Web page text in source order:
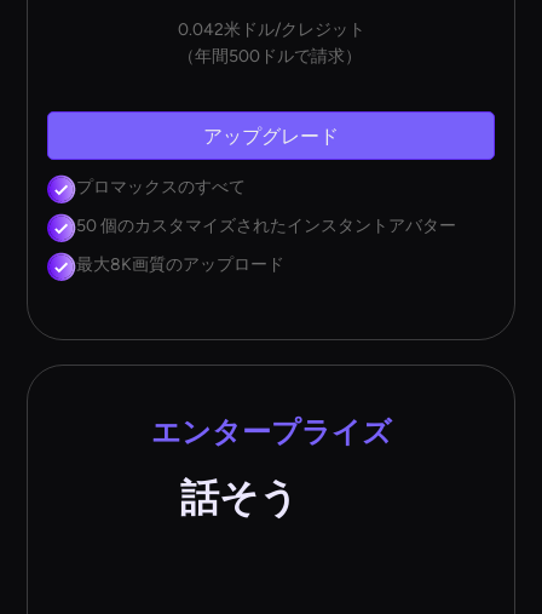
0.042米ドル/クレジット
（年間500ドルで請求）
アップグレード
プロマックスのすべて
50 個のカスタマイズされたインスタントアバター
最大8K画質のアップロード
エンタープライズ
話そう